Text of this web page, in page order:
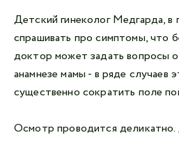
Детский гинеколог Медгарда,
спрашивать про симптомы, что
доктор может задать вопросы о
анамнезе мамы - в ряде случаев
существенно сократить поле
Осмотр проводится